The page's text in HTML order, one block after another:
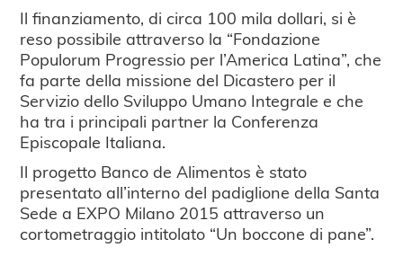
Il finanziamento, di circa 100 mila dollari, si è
reso possibile attraverso la “Fondazione
Populorum Progressio per l’America Latina”, che
fa parte della missione del Dicastero per il
Servizio dello Sviluppo Umano Integrale e che
ha tra i principali partner la Conferenza
Episcopale Italiana.
Il progetto Banco de Alimentos è stato
presentato all’interno del padiglione della Santa
Sede a EXPO Milano 2015 attraverso un
cortometraggio intitolato “Un boccone di pane”.